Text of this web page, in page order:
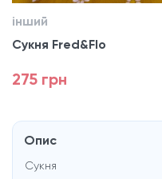
інший
Сукня Fred&Flo
275 грн
Опис
Сукня